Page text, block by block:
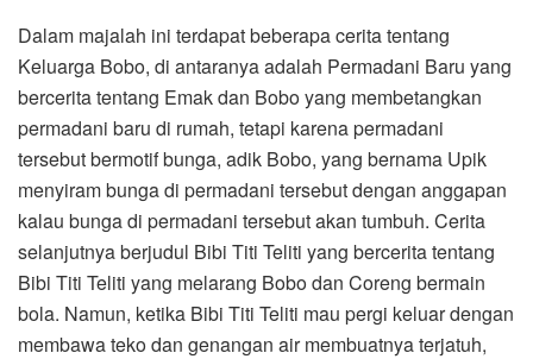
Dalam majalah ini terdapat beberapa cerita tentang
Keluarga Bobo, di antaranya adalah Permadani Baru yang
bercerita tentang Emak dan Bobo yang membetangkan
permadani baru di rumah, tetapi karena permadani
tersebut bermotif bunga, adik Bobo, yang bernama Upik
menyiram bunga di permadani tersebut dengan anggapan
kalau bunga di permadani tersebut akan tumbuh. Cerita
selanjutnya berjudul Bibi Titi Teliti yang bercerita tentang
Bibi Titi Teliti yang melarang Bobo dan Coreng bermain
bola. Namun, ketika Bibi Titi Teliti mau pergi keluar dengan
membawa teko dan genangan air membuatnya terjatuh,